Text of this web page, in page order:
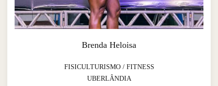
Brenda Heloisa
FISICULTURISMO / FITNESS
UBERLÂNDIA